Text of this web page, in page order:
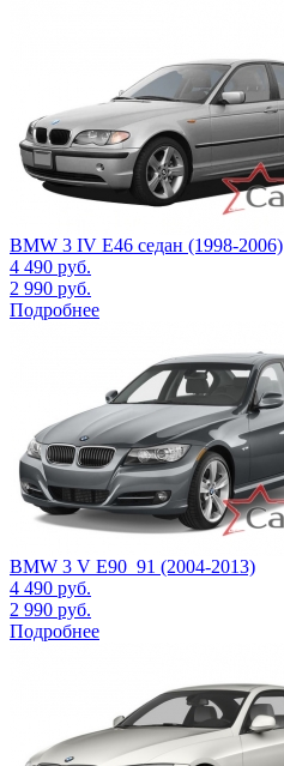
BMW 3 IV E46 седан (1998-2006)
4 490 руб.
2 990 руб.
Подробнее
BMW 3 V E90_91 (2004-2013)
4 490 руб.
2 990 руб.
Подробнее